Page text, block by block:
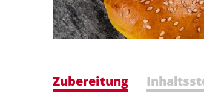
Zubereitung